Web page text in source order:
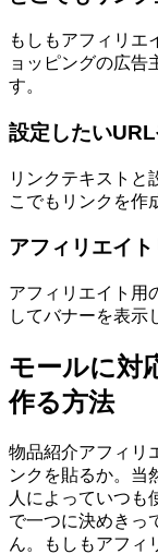
もしもアフィリエ
ョッピングの広告
す。
設定したい
リンクテキストと
こでもリンクを作
アフィリエイ
アフィリエイト用
してバナーを表示
モールに対
作る方法
物品紹介アフィリ
ンクを貼るか。当
人によっていつも
で一つに決めきっ
ん。もしもアフィ